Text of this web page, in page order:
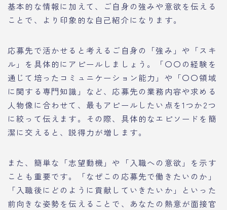
基本的な情報に加えて、ご自身の強みや意欲を伝える
ことで、より印象的な自己紹介になります。
応募先で活かせると考えるご自身の「強み」や「スキ
ル」を具体的にアピールしましょう。「〇〇の経験を
通じて培ったコミュニケーション能力」や「〇〇領域
に関する専門知識」など、応募先の業務内容や求める
人物像に合わせて、最もアピールしたい点を1つか2つ
に絞って伝えます。その際、具体的なエピソードを簡
潔に交えると、説得力が増します。
また、簡単な「志望動機」や「入職への意欲」を示す
ことも重要です。「なぜこの応募先で働きたいのか」
「入職後にどのように貢献していきたいか」といった
前向きな姿勢を伝えることで、あなたの熱意が面接官